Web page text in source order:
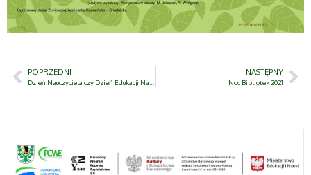
POPRZEDNI NASTĘPNY
Noc Bibliotek 2021